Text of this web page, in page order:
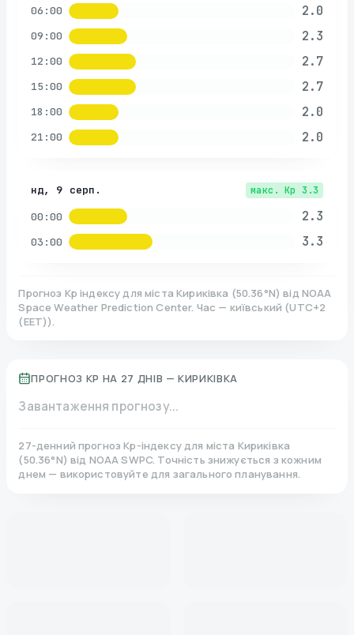
06:00 2.0
09:00 2.3
12:00 2.7
15:00 2.7
18:00 2.0
21:00 2.0
нд, 9 серп. макс. Kp 3.3
00:00 2.3
03:00 3.3
Прогноз Kp індексу для міста Кириківка (50.36°N)від NOAA
Space Weather Prediction Center. Час — київський (UTC+2
(EET)).
ПРОГНОЗ KP НА 27 ДНІВ — КИРИКІВКА
Завантаження прогнозу...
27-денний прогноз Kp-індексу для міста Кириківка
(50.36°N)від NOAA SWPC. Точність знижується з кожним
днем — використовуйте для загального планування.